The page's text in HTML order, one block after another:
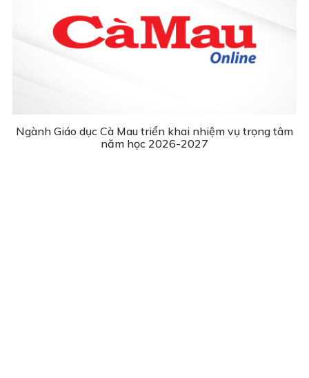
Ngành Giáo dục Cà Mau triển khai nhiệm vụ trọng tâm
năm học 2026-2027